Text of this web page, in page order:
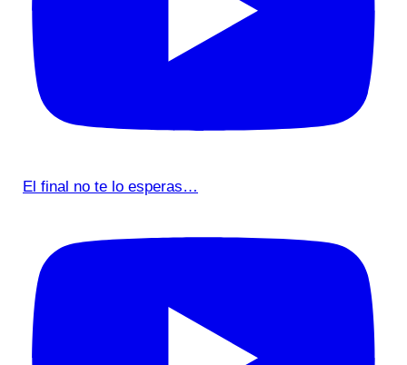
El final no te lo esperas…